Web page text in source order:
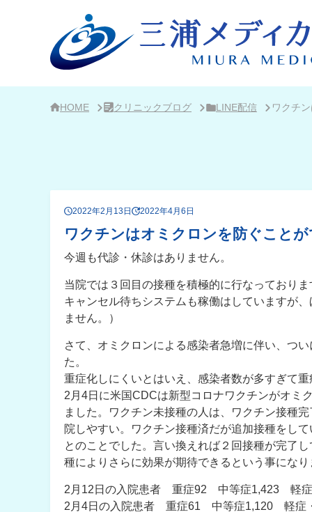
ッ
HOME クリニックブログ LINE配信 ワクチ
2022年2月13日 2022年4月6日
ワクチンはオミクロンを防ぐこと
今週も代診・休診はありません。
当院では３回目の接種を積極的に行なっておりま
キャンセル待ちシステムも稼働はしていますが
ません。）
さて、オミクロンによる感染者急増に伴い、つ
た。
重症化しにくいとはいえ、感染者数が多すぎて
2月4日に米国CDCは新型コロナワクチンがオミ
ました。ワクチン未接種の人は、ワクチン接種
院しやすい。ワクチン接種済だが追加接種をし
とのことでした。言い換えれば２回接種が完了
種によりさらに効果が期待できるという事になり
2月12日の入院患者 重症92 中等症1,423 軽症
2月4日の入院患者 重症61 中等症1,120 軽症